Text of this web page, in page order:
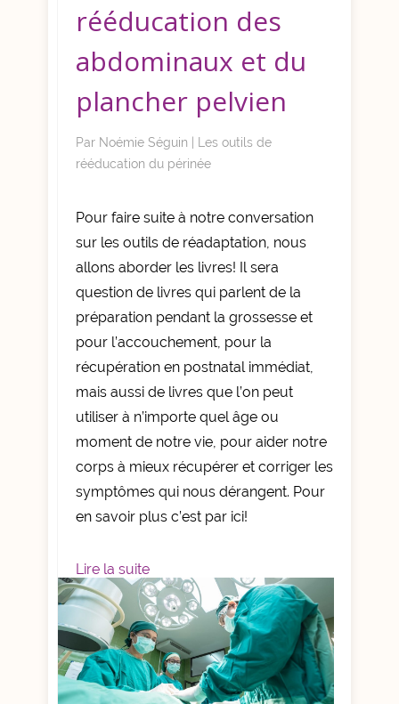
rééducation des
abdominaux et du
plancher pelvien
Par Noémie Séguin
Les outils de
rééducation du périnée
Pour faire suite à notre conversation
sur les outils de réadaptation, nous
allons aborder les livres! Il sera
question de livres qui parlent de la
préparation pendant la grossesse et
pour l’accouchement, pour la
récupération en postnatal immédiat,
mais aussi de livres que l’on peut
utiliser à n’importe quel âge ou
moment de notre vie, pour aider notre
corps à mieux récupérer et corriger les
symptômes qui nous dérangent. Pour
en savoir plus c’est par ici!
Lire la suite